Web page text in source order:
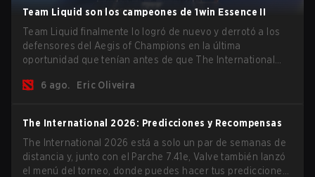
Team Liquid son los campeones de 1win Essence II
Team Liquid finalmente lo logró de nuevo y derrotó a los
defensores del Aegis of Champions en la última
oportunidad que tenían antes de que The International
oportunidad de gloria eterna.
6 ago. Eric Oliveira
The International 2026: Predicciones y Recompensas
The International 2026 está a solo un par de semanas de
distancia y, junto con el Parche 7.41e, Valve también lanzó
el menú del torneo, donde puedes hacer tus predicciones